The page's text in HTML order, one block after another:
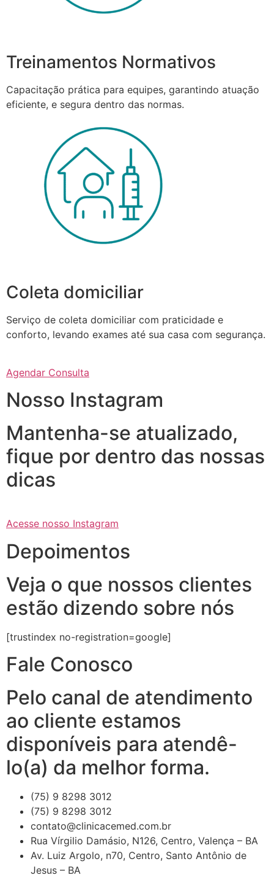
Treinamentos Normativos
Capacitação prática para equipes, garantindo atuação
eficiente, e segura dentro das normas.
Coleta domiciliar
Serviço de coleta domiciliar com praticidade e
conforto, levando exames até sua casa com segurança.
Agendar Consulta
Nosso Instagram
Mantenha-se atualizado,
fique por dentro das nossas
dicas
Acesse nosso Instagram
Depoimentos
Veja o que nossos clientes
estão dizendo sobre nós
[trustindex no-registration=google]
Fale Conosco
Pelo canal de atendimento
ao cliente estamos
disponíveis para atendê-
lo(a) da melhor forma.
(75) 9 8298 3012
(75) 9 8298 3012
contato@clinicacemed.com.br
Rua Vírgilio Damásio, N126, Centro, Valença – BA
Av. Luiz Argolo, n70, Centro, Santo Antônio de
Jesus – BA